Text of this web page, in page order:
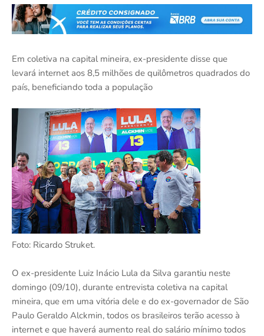
Em coletiva na capital mineira, ex-presidente disse que
levará internet aos 8,5 milhões de quilômetros quadrados do
país, beneficiando toda a população
Foto: Ricardo Struket.
O ex-presidente Luiz Inácio Lula da Silva garantiu neste
domingo (09/10), durante entrevista coletiva na capital
mineira, que em uma vitória dele e do ex-governador de São
Paulo Geraldo Alckmin, todos os brasileiros terão acesso à
internet e que haverá aumento real do salário mínimo todos